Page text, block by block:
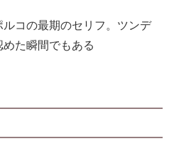
コの最期のセリフ。ツンデ
た瞬間でもある